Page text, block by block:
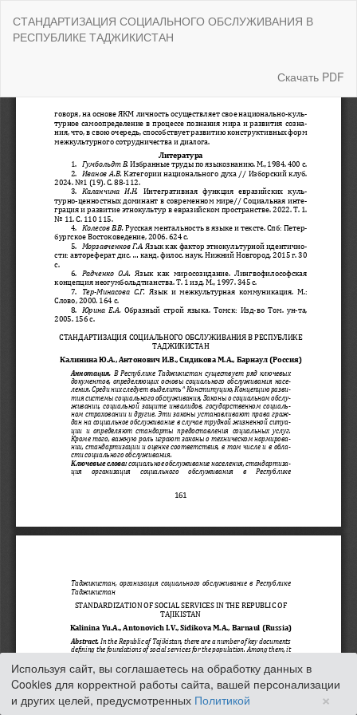
Подробностям
СТАНДАРТИЗАЦИЯ СОЦИАЛЬНОГО ОБСЛУЖИВАНИЯ В
РЕСПУБЛИКЕ ТАДЖИКИСТАН
Скачать
Скачать PDF
Используя сайт, вы соглашаетесь на обработку данных в
Cookies для корректной работы сайта, вашей персонализации
и других целей, предусмотренных Политикой ×